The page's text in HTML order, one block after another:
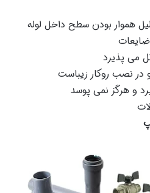
هموار بودن سطح داخل لوله
می پذیرد
در نصب روکار زیباست
و هرگز نمی پوسد